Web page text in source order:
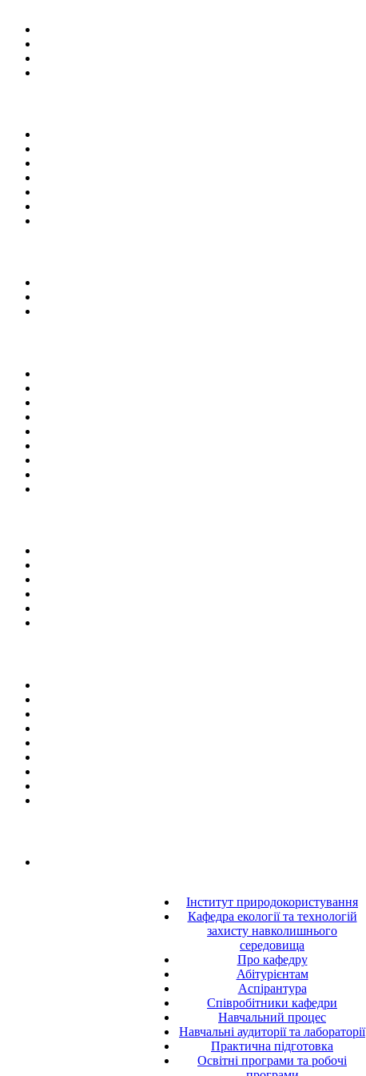
Інститут природокористування
Кафедра екології та технологій
захисту навколишнього
середовища
Про кафедру
Абітурієнтам
Аспірантура
Співробітники кафедри
Навчальний процес
Навчальні аудиторії та лабораторії
Практична підготовка
Освітні програми та робочі